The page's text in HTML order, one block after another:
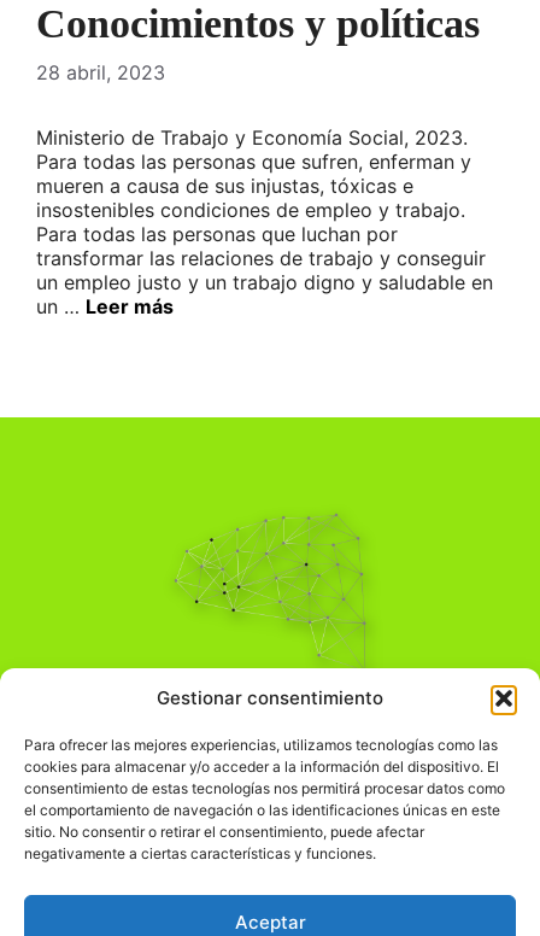
Gestionar consentimiento
Para ofrecer las mejores experiencias, utilizamos tecnologías como las
cookies para almacenar y/o acceder a la información del dispositivo. El
consentimiento de estas tecnologías nos permitirá procesar datos como
el comportamiento de navegación o las identificaciones únicas en este
sitio. No consentir o retirar el consentimiento, puede afectar
negativamente a ciertas características y funciones.
Aceptar
Conocimientos y políticas
28 abril, 2023
Ministerio de Trabajo y Economía Social, 2023.
Para todas las personas que sufren, enferman y
mueren a causa de sus injustas, tóxicas e
insostenibles condiciones de empleo y trabajo.
Para todas las personas que luchan por
transformar las relaciones de trabajo y conseguir
un empleo justo y un trabajo digno y saludable en
un … Leer más
Pensamiento Crítico
Comprender el mundo para transformarlo.
Información Legal
჻Política de privacidad
Política de cookies